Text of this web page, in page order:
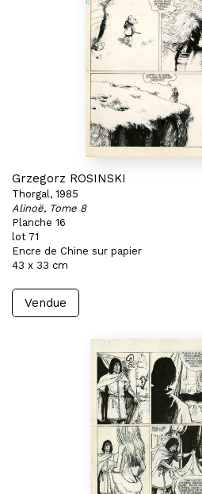
Grzegorz ROSINSKI
Thorgal, 1985
Alinoë, Tome 8
Planche 16
lot 71
Encre de Chine sur papier
43 x 33 cm
Vendue